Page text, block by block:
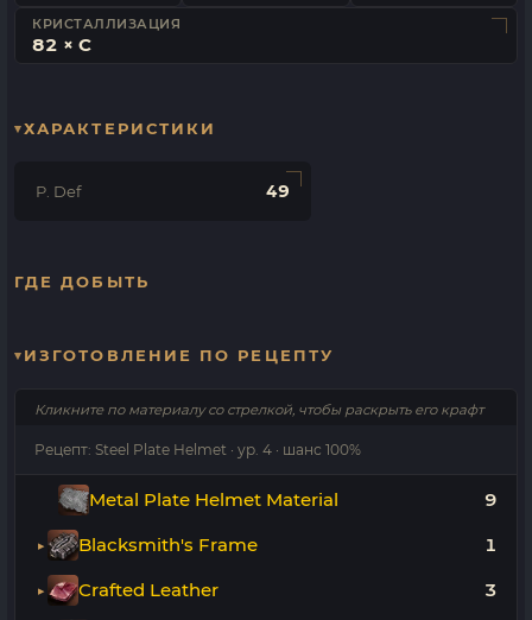
КРИСТАЛЛИЗАЦИЯ
82 × C
ХАРАКТЕРИСТИКИ
P. Def 49
ГДЕ ДОБЫТЬ
ИЗГОТОВЛЕНИЕ ПО РЕЦЕПТУ
Кликните по материалу со стрелкой, чтобы раскрыть его крафт
Рецепт: Steel Plate Helmet · ур. 4 · шанс 100%
Metal Plate Helmet Material 9
Blacksmith's Frame 1
Crafted Leather 3